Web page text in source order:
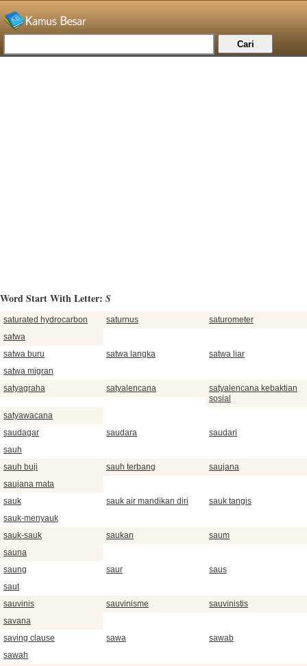
Word Start With Letter: S
saturated hydrocarbon saturnus
saturometer
satwa
satwa buru
satwa langka
satwa liar
satwa migran
satyagraha
satyalencana
satyalencana kebaktian
sosial
satyawacana
saudagar
saudara
saudari
sauh
sauh buji
sauh terbang
saujana
saujana mata
sauk
sauk air mandikan diri
sauk tangis
sauk-menyauk
sauk-sauk
saukan
saum
sauna
saung
saur
saus
saut
sauvinis
sauvinisme
sauvinistis
savana
saving clause
sawa
sawab
sawah